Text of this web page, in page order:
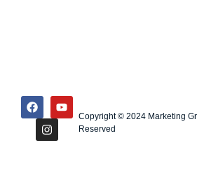
Copyright © 2024 Marketing
Reserved